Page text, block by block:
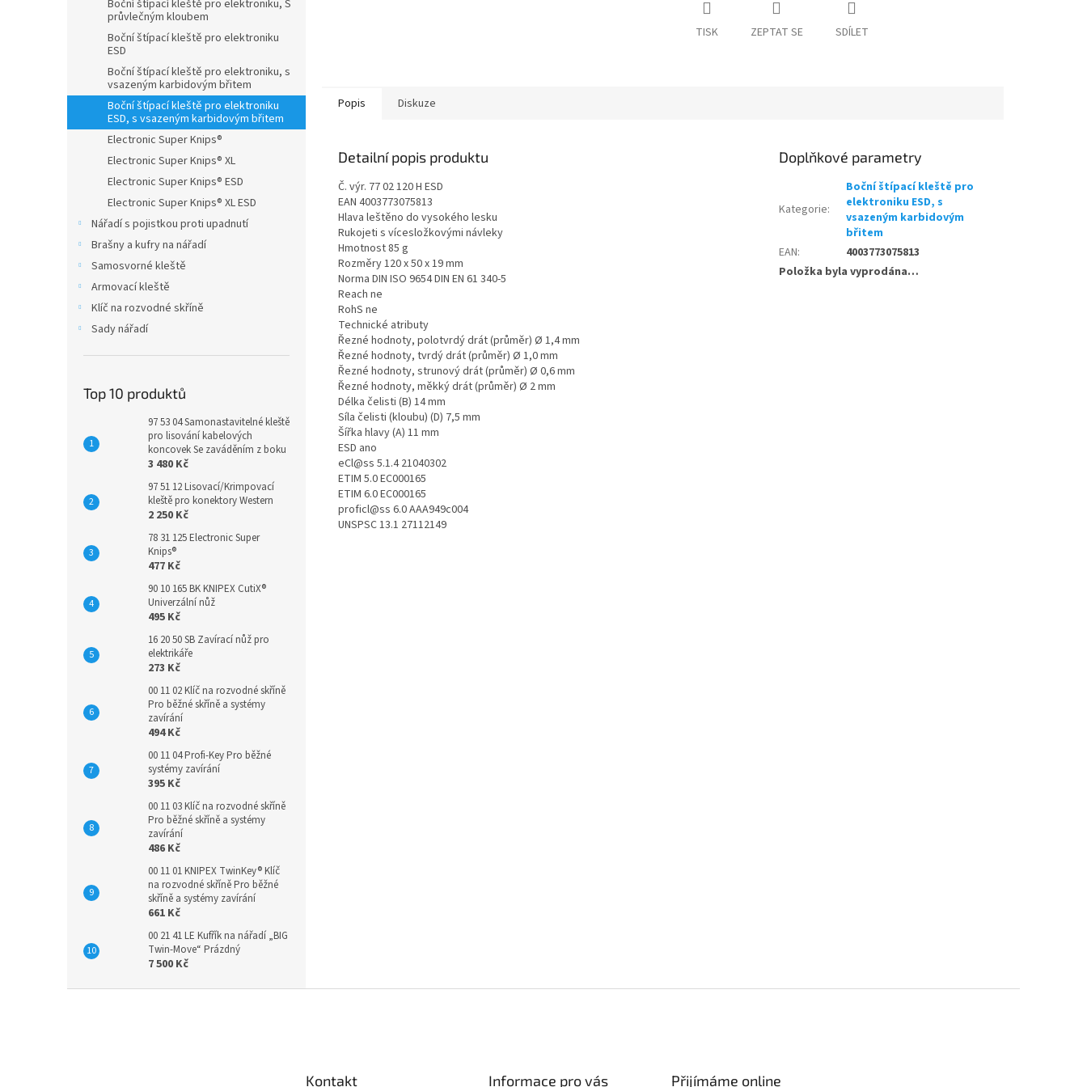
Boční štípací kleště pro elektroniku, S
průvlečným kloubem
Boční štípací kleště pro elektroniku
ESD
Boční štípací kleště pro elektroniku, s
vsazeným karbidovým břitem
Boční štípací kleště pro elektroniku
ESD, s vsazeným karbidovým břitem
Electronic Super Knips®
Electronic Super Knips® XL
Electronic Super Knips® ESD
Electronic Super Knips® XL ESD
Nářadí s pojistkou proti upadnutí
Brašny a kufry na nářadí
Samosvorné kleště
Armovací kleště
Klíč na rozvodné skříně
Sady nářadí
Top 10 produktů
97 53 04 Samonastavitelné kleště
pro lisování kabelových
koncovek Se zaváděním z boku
3 480 Kč
97 51 12 Lisovací/Krimpovací
kleště pro konektory Western
2 250 Kč
78 31 125 Electronic Super
Knips®
477 Kč
90 10 165 BK KNIPEX CutiX®
Univerzální nůž
495 Kč
16 20 50 SB Zavírací nůž pro
elektrikáře
273 Kč
00 11 02 Klíč na rozvodné skříně
Pro běžné skříně a systémy
zavírání
494 Kč
00 11 04 Profi-Key Pro běžné
systémy zavírání
395 Kč
00 11 03 Klíč na rozvodné skříně
Pro běžné skříně a systémy
zavírání
486 Kč
00 11 01 KNIPEX TwinKey® Klíč
na rozvodné skříně Pro běžné
skříně a systémy zavírání
661 Kč
00 21 41 LE Kufřík na nářadí „BIG
Twin-Move“ Prázdný
7 500 Kč
TISK ZEPTAT SE SDÍLET
Popis Diskuze
Detailní popis produktu
Č. výr. 77 02 120 H ESD
EAN 4003773075813
Hlava leštěno do vysokého lesku
Rukojeti s vícesložkovými návleky
Hmotnost 85 g
Rozměry 120 x 50 x 19 mm
Norma DIN ISO 9654 DIN EN 61 340-5
Reach ne
RohS ne
Technické atributy
Řezné hodnoty, polotvrdý drát (průměr) Ø 1,4 mm
Řezné hodnoty, tvrdý drát (průměr) Ø 1,0 mm
Řezné hodnoty, strunový drát (průměr) Ø 0,6 mm
Řezné hodnoty, měkký drát (průměr) Ø 2 mm
Délka čelisti (B) 14 mm
Síla čelisti (kloubu) (D) 7,5 mm
Šířka hlavy (A) 11 mm
ESD ano
eCl@ss 5.1.4 21040302
ETIM 5.0 EC000165
ETIM 6.0 EC000165
proficl@ss 6.0 AAA949c004
UNSPSC 13.1 27112149
Doplňkové parametry
Kategorie:
Boční štípací kleště pro
elektroniku ESD, s
vsazeným karbidovým
břitem
EAN:
4003773075813
Položka byla vyprodána…
Kontakt Informace pro vás Přijímáme online